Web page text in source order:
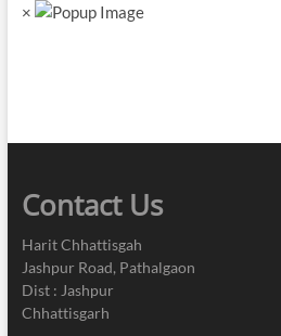
×
Contact Us
Harit Chhattisgah
Jashpur Road, Pathalgaon
Dist : Jashpur
Chhattisgarh